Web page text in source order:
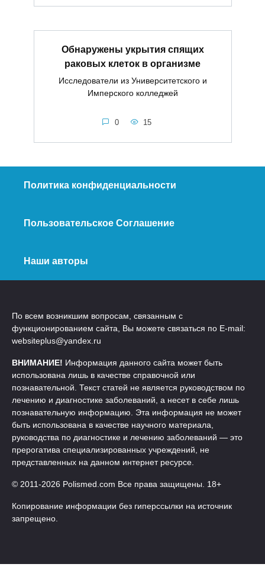
Обнаружены укрытия спящих
раковых клеток в организме
Исследователи из Университетского и
Имперского колледжей
0 15
Политика конфиденциальности
Пользовательское Соглашение
Наши авторы
По всем возникшим вопросам, связанным с
функционированием сайта, Вы можете связаться по E-mail:
websiteplus@yandex.ru
ВНИМАНИЕ! Информация данного сайта может быть
использована лишь в качестве справочной или
познавательной. Текст статей не является руководством по
лечению и диагностике заболеваний, а несет в себе лишь
познавательную информацию. Эта информация не может
быть использована в качестве научного материала,
руководства по диагностике и лечению заболеваний — это
прерогатива специализированных учреждений, не
представленных на данном интернет ресурсе.
© 2011-2026 Polismed.com Все права защищены. 18+
Копирование информации без гиперссылки на источник
запрещено.